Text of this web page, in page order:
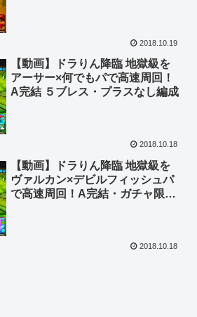
2018.10.19
【動画】ドラりん降臨 地獄級を
アーサー×何でもパで高速周回！
A完結 ５ブレス・プラスなし編成
2018.10.18
【動画】ドラりん降臨 地獄級を
ヴァルカン×デビルフィッシュパ
で高速周回！A完結・ガチャ限な
2018.10.18